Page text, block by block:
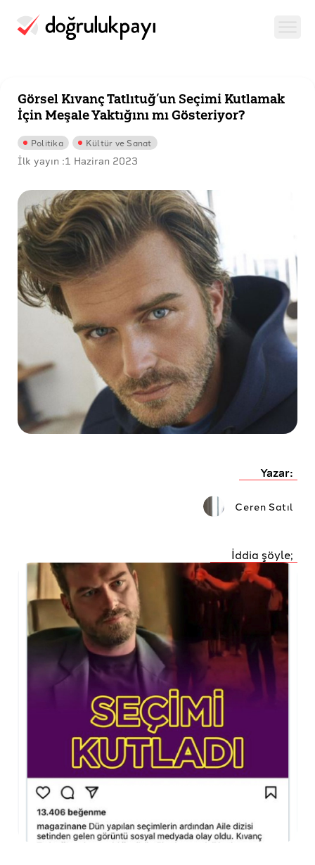
Görsel Kıvanç Tatlıtuğ’un Seçimi Kutlamak
İçin Meşale Yaktığını mı Gösteriyor?
Politika Kültür ve Sanat
İlk yayın :1 Haziran 2023
Yazar:
Ceren Satıl
İddia şöyle;